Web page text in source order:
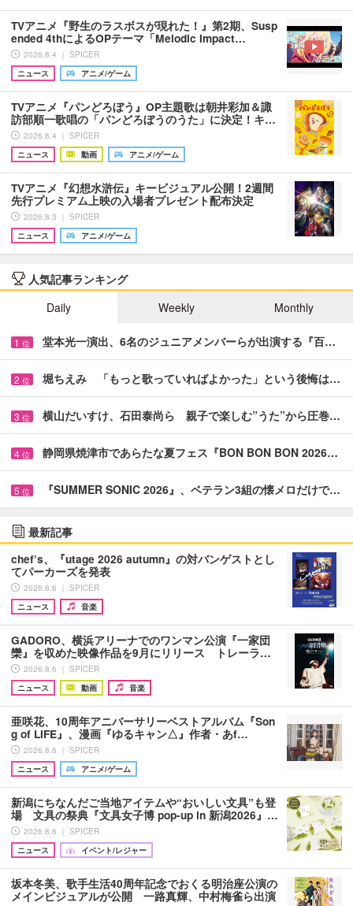
TVアニメ『野生のラスボスが現れた！』第2期、Susp
ended 4thによるOPテーマ「Melodic Impact…
2026.8.4 ｜ SPICER
ニュース
アニメ/ゲーム
TVアニメ『パンどろぼう』OP主題歌は朝井彩加＆諏
訪部順一歌唱の「パンどろぼうのうた」に決定！キ…
2026.8.4 ｜ SPICER
ニュース
動画 アニメ/ゲーム
TVアニメ『幻想水滸伝』キービジュアル公開！2週間
先行プレミアム上映の入場者プレゼント配布決定
2026.8.3 ｜ SPICER
ニュース
アニメ/ゲーム
人気記事ランキング
Daily
Weekly Monthly
1 位 堂本光一演出、6名のジュニアメンバーらが出演する『百…
2 位 堀ちえみ 「もっと歌っていればよかった」という後悔は…
3 位 横山だいすけ、石田泰尚ら 親子で楽しむ”うた”から圧巻…
4 位 静岡県焼津市であらたな夏フェス『BON BON BON 2026…
5 位 『SUMMER SONIC 2026』、ベテラン3組の懐メロだけで…
最新記事
chef’s、『utage 2026 autumn』の対バンゲストとし
てパーカーズを発表
2026.8.6 ｜ SPICER
ニュース
音楽
GADORO、横浜アリーナでのワンマン公演『一家団
欒』を収めた映像作品を9月にリリース トレーラ…
2026.8.6 ｜ SPICER
ニュース
動画 音楽
亜咲花、10周年アニバーサリーベストアルバム『Son
g of LIFE』、漫画『ゆるキャン△』作者・あf…
2026.8.6 ｜ SPICER
ニュース
アニメ/ゲーム
新潟にちなんだご当地アイテムや“おいしい文具”も登
場 文具の祭典『文具女子博 pop-up in 新潟2026』…
2026.8.6 ｜ SPICER
ニュース
イベント/レジャー
坂本冬美、歌手生活40周年記念でおくる明治座公演の
メインビジュアルが公開 一路真輝、中村梅雀ら出演